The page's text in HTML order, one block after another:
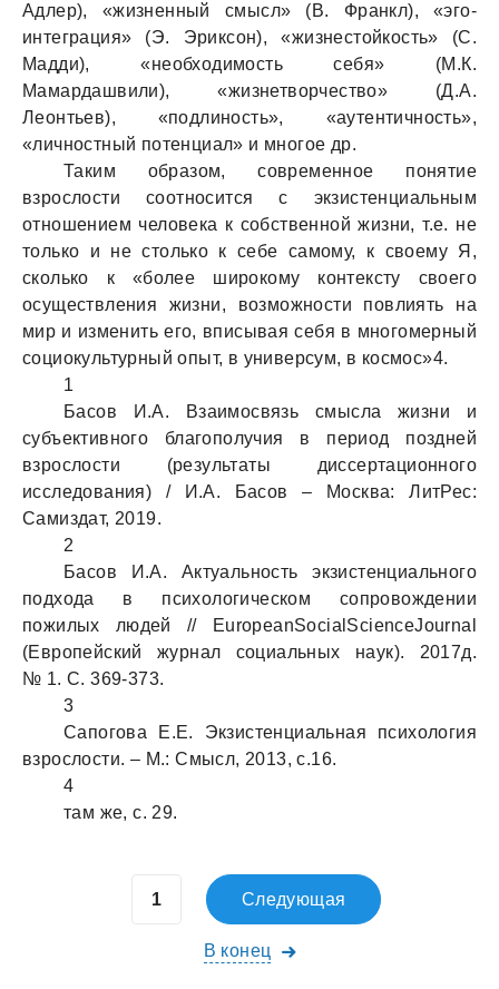
Адлер), «жизненный смысл» (В. Франкл), «эго-
интеграция» (Э. Эриксон), «жизнестойкость» (С.
Мадди), «необходимость себя» (М.К.
Мамардашвили), «жизнетворчество» (Д.А.
Леонтьев), «подлиность», «аутентичность»,
«личностный потенциал» и многое др.
Таким образом, современное понятие
взрослости соотносится с экзистенциальным
отношением человека к собственной жизни, т.е. не
только и не столько к себе самому, к своему Я,
сколько к «более широкому контексту своего
осуществления жизни, возможности повлиять на
мир и изменить его, вписывая себя в многомерный
социокультурный опыт, в универсум, в космос»4.
1
Басов И.А. Взаимосвязь смысла жизни и
субъективного благополучия в период поздней
взрослости (результаты диссертационного
исследования) / И.А. Басов – Москва: ЛитРес:
Самиздат, 2019.
2
Басов И.А. Актуальность экзистенциального
подхода в психологическом сопровождении
пожилых людей // EuropeanSocialScienceJournal
(Европейский журнал социальных наук). 2017д.
№ 1. С. 369-373.
3
Сапогова Е.Е. Экзистенциальная психология
взрослости. – М.: Смысл, 2013, с.16.
4
там же, с. 29.
Следующая
В конец